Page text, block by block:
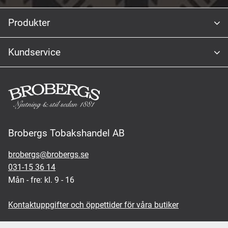
Produkter
Kundservice
Brobergs Tobakshandel AB
brobergs@brobergs.se
031-15 36 14
Mån - fre: kl. 9 - 16
Kontaktuppgifter och öppettider för våra butiker